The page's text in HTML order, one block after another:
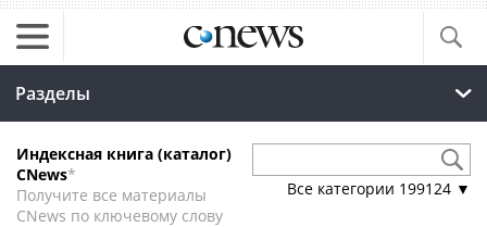
Разделы
Индексная книга (каталог)
CNews*
Получите все материалы
CNews по ключевому слову
Все категории 199124 ▼